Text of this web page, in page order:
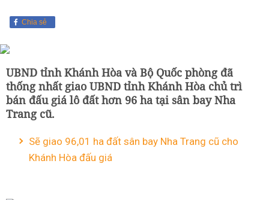
Chia sẻ
UBND tỉnh Khánh Hòa và Bộ Quốc phòng đã
thống nhất giao UBND tỉnh Khánh Hòa chủ trì
bán đấu giá lô đất hơn 96 ha tại sân bay Nha
Trang cũ.
Sẽ giao 96,01 ha đất sân bay Nha Trang cũ cho
Khánh Hòa đấu giá